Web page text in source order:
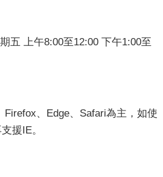
五 上午8:00至12:00 下午1:00至
Firefox、Edge、Safari為主，如使
援IE。